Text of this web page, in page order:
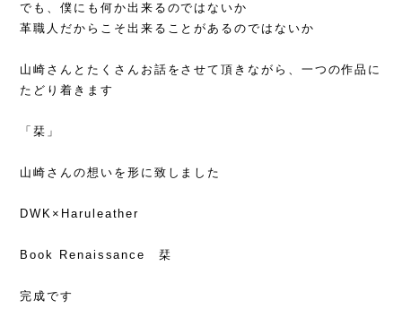
でも、僕にも何か出来るのではないか
革職人だからこそ出来ることがあるのではないか
山崎さんとたくさんお話をさせて頂きながら、一つの作品に
たどり着きます
「栞」
山崎さんの想いを形に致しました
DWK×Haruleather
Book Renaissance 栞
完成です